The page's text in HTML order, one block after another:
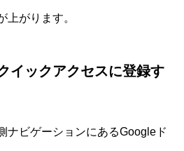
上がります。
イックアクセスに登録す
ナビゲーションにあるGoogleド